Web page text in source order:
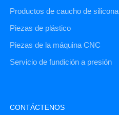
Productos de caucho de silicona
Piezas de plástico
Piezas de la máquina CNC
Servicio de fundición a presión
CONTÁCTENOS